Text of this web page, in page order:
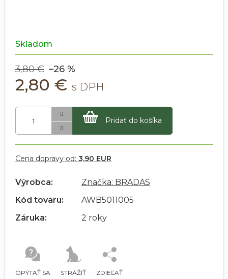
Skladom
3,80 € –26 %
2,80 €
Pridať do košíka
OPÝTAŤ SA STRÁŽIŤ ZDIEĽAŤ
Cena dopravy od: 3,90 EUR
Výrobca:
Značka: BRADAS
Kód tovaru:
AWB5011005
Záruka:
2 roky